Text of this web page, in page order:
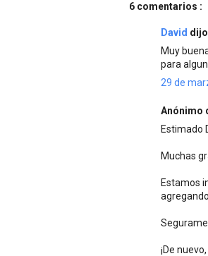
6 comentarios :
David
Muy
para
29 de
Anónimo
Estimado
Muchas
Estamos
¡De